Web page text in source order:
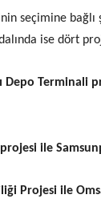
seçimine bağlı
ise dört
Depo Terminali
ile
Projesi ile